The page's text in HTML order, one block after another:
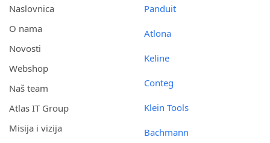
Naslovnica
O nama
Novosti
Webshop
Naš team
Atlas IT Group
Misija i vizija
Panduit
Atlona
Keline
Conteg
Klein Tools
Bachmann